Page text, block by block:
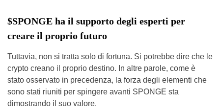
$SPONGE ha il supporto degli esperti per
creare il proprio futuro
Tuttavia, non si tratta solo di fortuna. Si potrebbe dire che le
crypto creano il proprio destino. In altre parole, come è
stato osservato in precedenza, la forza degli elementi che
sono stati riuniti per spingere avanti SPONGE sta
dimostrando il suo valore.